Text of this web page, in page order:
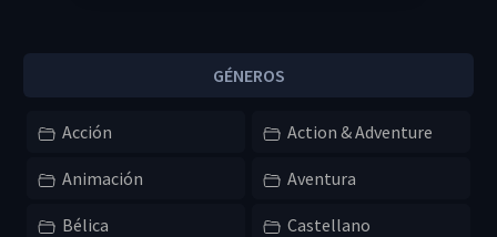
GÉNEROS
Acción Action & Adventure
Animación Aventura
Bélica Castellano